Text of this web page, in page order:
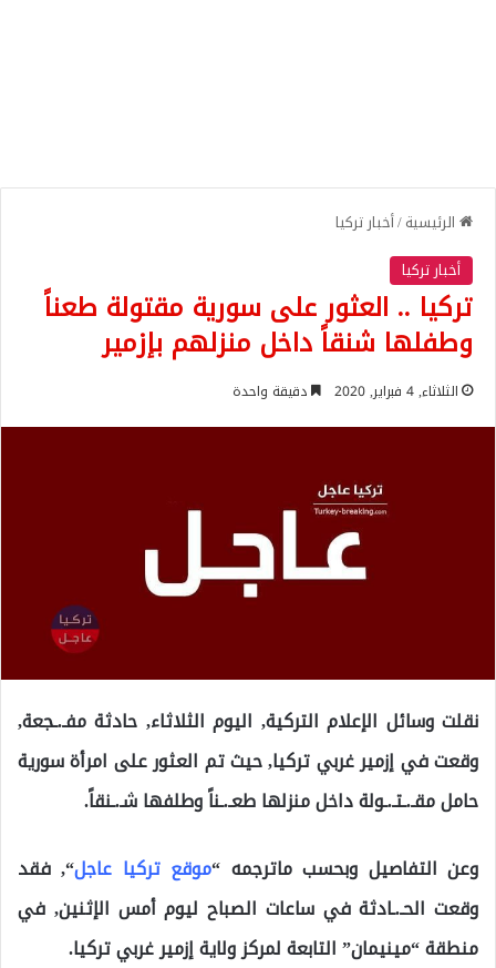
الرئيسية/أخبار تركيا
أخبار تركيا
تركيا .. العثور على سورية مقتولة طعناً
وطفلها شنقاً داخل منزلهم بإزمير
الثلاثاء, 4 فبراير, 2020 دقيقة واحدة
نقلت وسائل الإعلام التركية, اليوم الثلاثاء, حادثة مفـ.ـجعة,
وقعت في إزمير غربي تركيا, حيث تم العثور على امرأة سورية
حامل مقـ.ـتـ.ـولة داخل منزلها طعـ.ـناً وطلفها شـ.ـنقاً.
وعن التفاصيل وبحسب ماترجمه “موقع تركيا عاجل“, فقد
وقعت الحـ.ـادثة في ساعات الصباح ليوم أمس الإثنين, في
منطقة “مينيمان” التابعة لمركز ولاية إزمير غربي تركيا.